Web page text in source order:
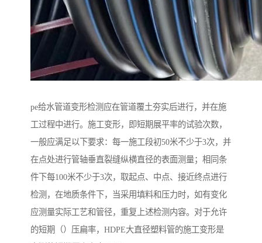
pe给水管道变形检测应在管道覆土夯实后进行，并在施
工过程中进行。施工变形，即短期展平率的试验次数，
一般应满足以下要求：每一施工段初50米不少于3次，并
在点处进行管轴垂直裂缝纵横直径的表面测量；相同条
件下每100米不少于3次，取起点、中点、接近终点进行
检测，在地质条件下，当采用填料和压力时，如有变化
应测量实际工艺和管径，重复上述检测内容。对于允许
的短期（）压扁率，HDPE大直径塑料管的施工变形是